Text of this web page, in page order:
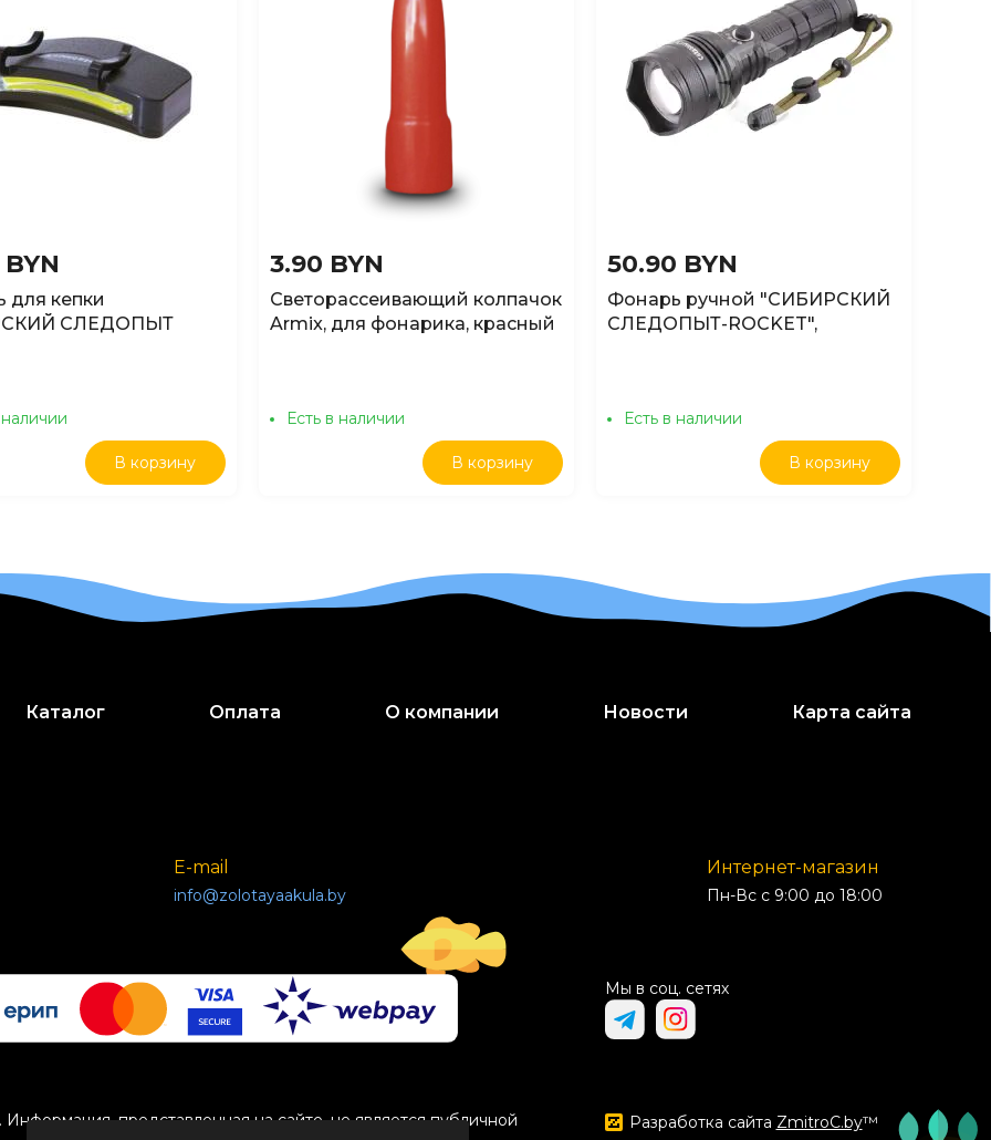
PF-CL-A02;
таблетка, со средней
домашних
для кепки
СЛЕДОПЫТ
наличии
В корзину
3.90 BYN
Светорассеивающий колпачок
Armix, для фонарика, красный
Есть в наличии
В корзину
50.90 BYN
Фонарь ручной "СИБИРСКИЙ
СЛЕДОПЫТ-ROCKET",
Есть в наличии
В корзину
Каталог Оплата О компании Новости Карта сайта
E-mail
info@zolotayaakula.by
Интернет-магазин
Пн-Вс с 9:00 до 18:00
Мы в соц. сетях
представленная на сайте, не является публичной
Разработка сайта ZmitroC.by™